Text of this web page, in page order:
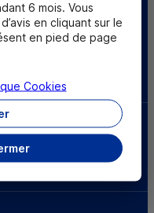
profitez ensemble
6 mois. Vous
en cliquant sur le
en pied de page
Cookies